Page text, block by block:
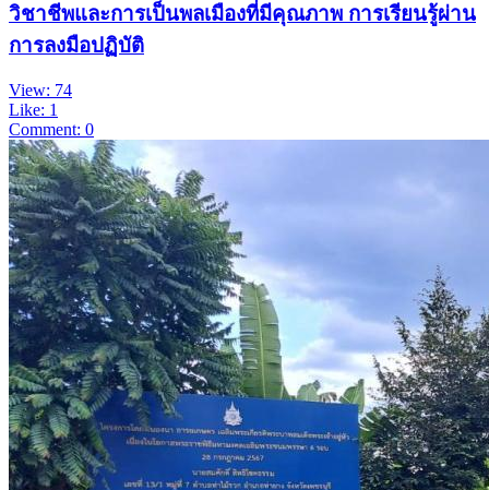
วิชาชีพและการเป็นพลเมืองที่มีคุณภาพ การเรียนรู้ผ่าน
การลงมือปฏิบัติ
View: 74
Like: 1
Comment: 0